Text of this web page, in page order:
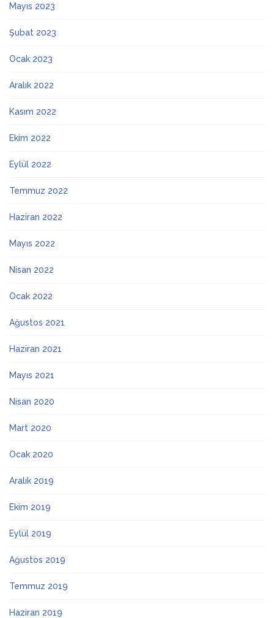
Mayıs 2023
Şubat 2023
Ocak 2023
Aralık 2022
Kasım 2022
Ekim 2022
Eylül 2022
Temmuz 2022
Haziran 2022
Mayıs 2022
Nisan 2022
Ocak 2022
Ağustos 2021
Haziran 2021
Mayıs 2021
Nisan 2020
Mart 2020
Ocak 2020
Aralık 2019
Ekim 2019
Eylül 2019
Ağustos 2019
Temmuz 2019
Haziran 2019